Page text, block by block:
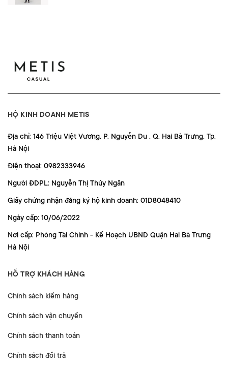
HỘ KINH DOANH METIS
Địa chỉ: 146 Triệu Việt Vương, P. Nguyễn Du , Q. Hai Bà Trưng, Tp.
Hà Nội
Điện thoại: 0982333946
Người ĐDPL: Nguyễn Thị Thúy Ngân
Giấy chứng nhận đăng ký hộ kinh doanh: 01D8048410
Ngày cấp: 10/06/2022
Nơi cấp: Phòng Tài Chính - Kế Hoạch UBND Quận Hai Bà Trưng
Hà Nội
HỖ TRỢ KHÁCH HÀNG
Chính sách kiểm hàng
Chính sách vận chuyển
Chính sách thanh toán
Chính sách đổi trả